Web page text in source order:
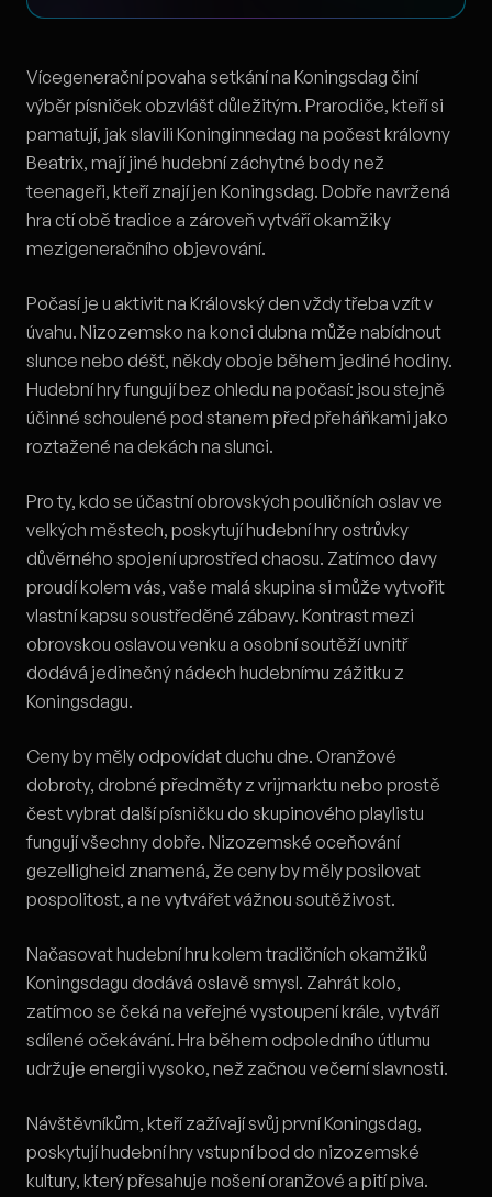
Vícegenerační povaha setkání na Koningsdag činí
výběr písniček obzvlášť důležitým. Prarodiče, kteří si
pamatují, jak slavili Koninginnedag na počest královny
Beatrix, mají jiné hudební záchytné body než
teenageři, kteří znají jen Koningsdag. Dobře navržená
hra ctí obě tradice a zároveň vytváří okamžiky
mezigeneračního objevování.
Počasí je u aktivit na Královský den vždy třeba vzít v
úvahu. Nizozemsko na konci dubna může nabídnout
slunce nebo déšť, někdy oboje během jediné hodiny.
Hudební hry fungují bez ohledu na počasí: jsou stejně
účinné schoulené pod stanem před přeháňkami jako
roztažené na dekách na slunci.
Pro ty, kdo se účastní obrovských pouličních oslav ve
velkých městech, poskytují hudební hry ostrůvky
důvěrného spojení uprostřed chaosu. Zatímco davy
proudí kolem vás, vaše malá skupina si může vytvořit
vlastní kapsu soustředěné zábavy. Kontrast mezi
obrovskou oslavou venku a osobní soutěží uvnitř
dodává jedinečný nádech hudebnímu zážitku z
Koningsdagu.
Ceny by měly odpovídat duchu dne. Oranžové
dobroty, drobné předměty z vrijmarktu nebo prostě
čest vybrat další písničku do skupinového playlistu
fungují všechny dobře. Nizozemské oceňování
gezelligheid znamená, že ceny by měly posilovat
pospolitost, a ne vytvářet vážnou soutěživost.
Načasovat hudební hru kolem tradičních okamžiků
Koningsdagu dodává oslavě smysl. Zahrát kolo,
zatímco se čeká na veřejné vystoupení krále, vytváří
sdílené očekávání. Hra během odpoledního útlumu
udržuje energii vysoko, než začnou večerní slavnosti.
Návštěvníkům, kteří zažívají svůj první Koningsdag,
poskytují hudební hry vstupní bod do nizozemské
kultury, který přesahuje nošení oranžové a pití piva.